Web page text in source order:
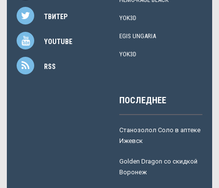
ТВИТЕР
YOUTUBE
RSS
YOK3D
EGIS UNGARIA
YOK3D
ПОСЛЕДНЕЕ
Станозолол Соло в аптеке
Ижевск
Golden Dragon со скидкой
Воронеж